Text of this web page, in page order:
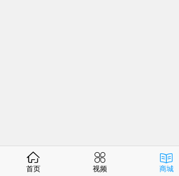
首页 视频 商城